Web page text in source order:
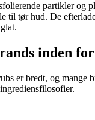
partikler og
til tør hud. De
inden
er bredt, og mange